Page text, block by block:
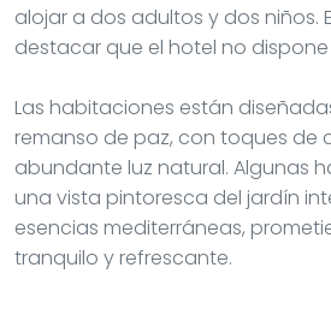
alojar a dos adultos y dos niños.
destacar que el hotel no
Las habitaciones están
remanso de paz, con toques de
abundante luz natural. Algunas
una vista pintoresca del jardín
esencias mediterráneas,
tranquilo y refrescante.